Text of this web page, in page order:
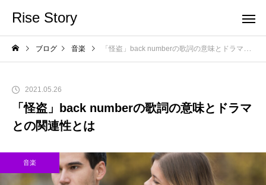
Rise Story
ブログ 音楽 「怪盗」back numberの歌詞の意味とドラマとの関連性とは
2021.05.26
「怪盗」back numberの歌詞の意味とドラマ
との関連性とは
音楽